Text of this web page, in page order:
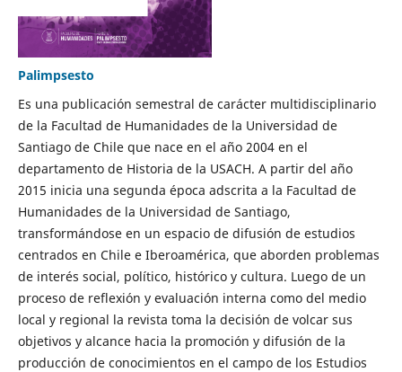
Palimpsesto
Es una publicación semestral de carácter multidisciplinario
de la Facultad de Humanidades de la Universidad de
Santiago de Chile que nace en el año 2004 en el
departamento de Historia de la USACH. A partir del año
2015 inicia una segunda época adscrita a la Facultad de
Humanidades de la Universidad de Santiago,
transformándose en un espacio de difusión de estudios
centrados en Chile e Iberoamérica, que aborden problemas
de interés social, político, histórico y cultura. Luego de un
proceso de reflexión y evaluación interna como del medio
local y regional la revista toma la decisión de volcar sus
objetivos y alcance hacia la promoción y difusión de la
producción de conocimientos en el campo de los Estudios